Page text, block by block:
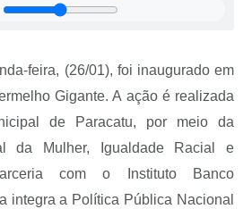
feira, (26/01), foi inaugurado em
Gigante. A ação é realizada
de Paracatu, por meio da
da Mulher, Igualdade Racial e
com o Instituto Banco
integra a Política Pública Nacional